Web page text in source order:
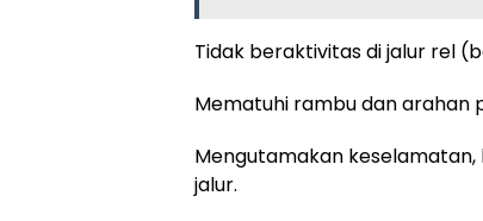
Tidak beraktivitas di jalur rel
Mematuhi rambu dan arahan
Mengutamakan
jalur.